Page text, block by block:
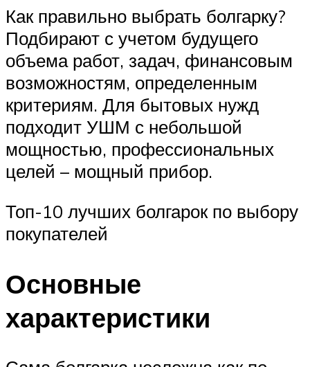
Как правильно выбрать болгарку?
Подбирают с учетом будущего
объема работ, задач, финансовым
возможностям, определенным
критериям. Для бытовых нужд
подходит УШМ с небольшой
мощностью, профессиональных
целей – мощный прибор.
Топ-10 лучших болгарок по выбору
покупателей
Основные
характеристики